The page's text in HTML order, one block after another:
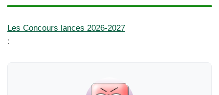
Les Concours lances 2026-2027
: